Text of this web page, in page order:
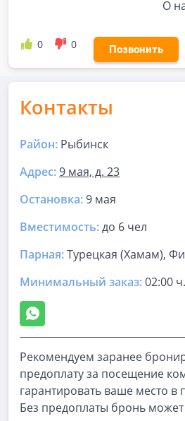
О
0 0 Позвонить
Контакты
Район: Рыбинск
Адрес:9 мая, д. 23
Остановка:9 мая
Вместимость:до 6 чел
Парная:Турецкая (Хамам),
Минимальный заказ:02:00 ч.
Рекомендуем заранее
предоплату за посещение
гарантировать ваше место в
Без предоплаты бронь может